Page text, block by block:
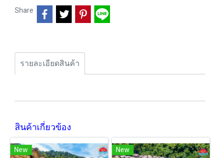
Share
รายละเอียดสินค้า
สินค้าเกี่ยวข้อง
New New